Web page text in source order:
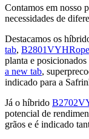
Contamos em nosso
necessidades de
Destacamos os
tab, B2801VYHR
planta e posicionados
a new tab,
indicado para a
Já o híbrido
potencial de
grãos e é indicado